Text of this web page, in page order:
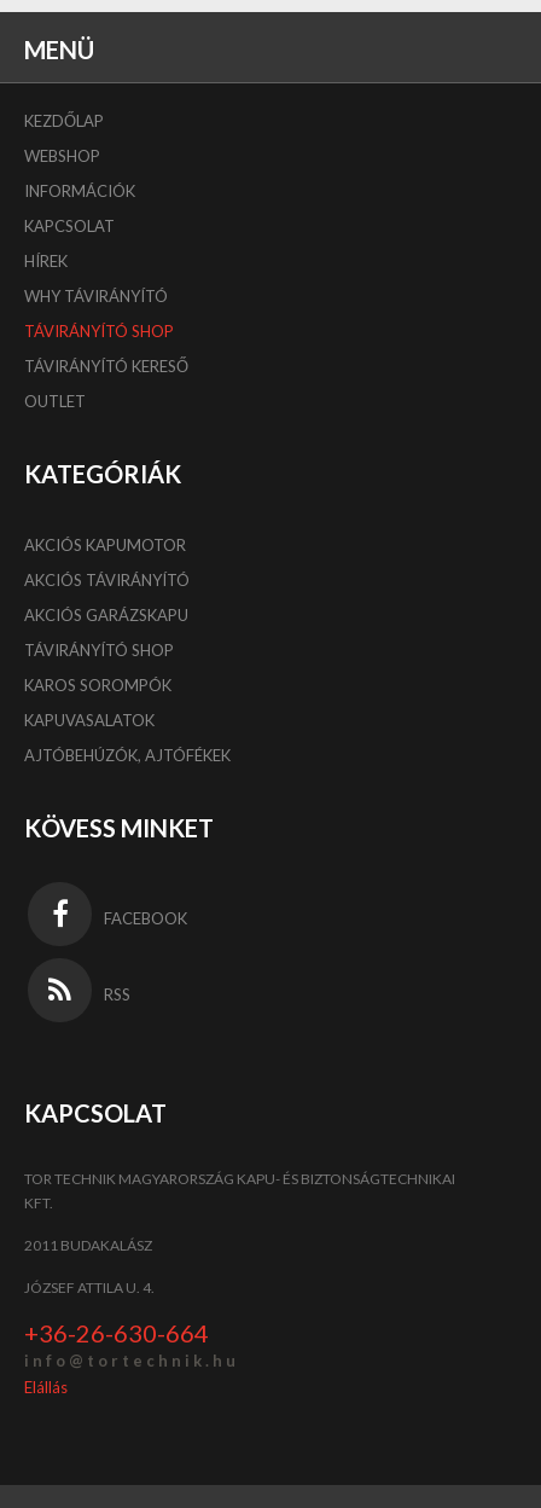
MENÜ
KEZDŐLAP
WEBSHOP
INFORMÁCIÓK
KAPCSOLAT
HÍREK
WHY TÁVIRÁNYÍTÓ
TÁVIRÁNYÍTÓ SHOP
TÁVIRÁNYÍTÓ KERESŐ
OUTLET
KATEGÓRIÁK
AKCIÓS KAPUMOTOR
AKCIÓS TÁVIRÁNYÍTÓ
AKCIÓS GARÁZSKAPU
TÁVIRÁNYÍTÓ SHOP
KAROS SOROMPÓK
KAPUVASALATOK
AJTÓBEHÚZÓK, AJTÓFÉKEK
KÖVESS MINKET
FACEBOOK
RSS
KAPCSOLAT
TOR TECHNIK MAGYARORSZÁG KAPU- ÉS BIZTONSÁGTECHNIKAI
KFT.
2011 BUDAKALÁSZ
JÓZSEF ATTILA U. 4.
+36-26-630-664
i n f o @ t o r t e c h n i k . h u
Elállás